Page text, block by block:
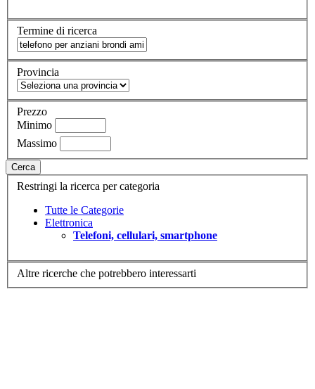
Termine di ricerca
Provincia
Prezzo
Minimo
Massimo
Cerca
Restringi la ricerca per categoria
Tutte le Categorie
Elettronica
Telefoni, cellulari, smartphone
Altre ricerche che potrebbero interessarti